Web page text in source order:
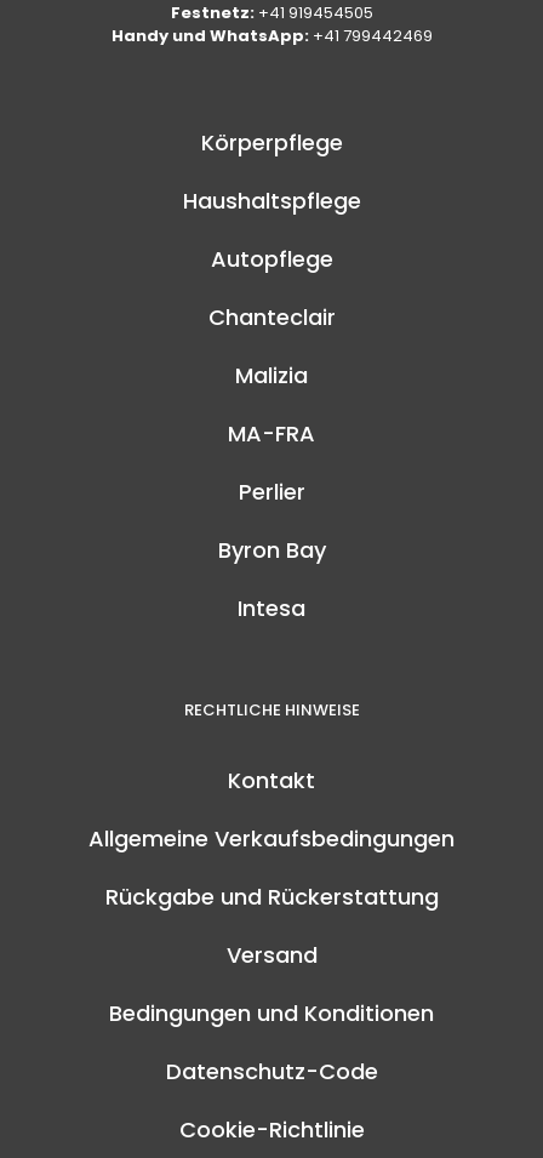
Festnetz: +41 919454505
Handy und WhatsApp: +41 799442469
Körperpflege
Haushaltspflege
Autopflege
Chanteclair
Malizia
MA-FRA
Perlier
Byron Bay
Intesa
RECHTLICHE HINWEISE
Kontakt
Allgemeine Verkaufsbedingungen
Rückgabe und Rückerstattung
Versand
Bedingungen und Konditionen
Datenschutz-Code
Cookie-Richtlinie